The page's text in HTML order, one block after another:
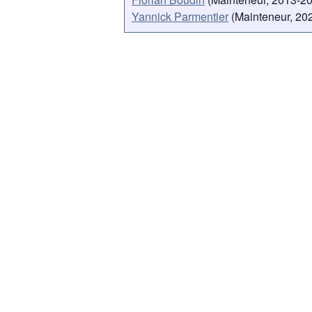
Yannick Parmentier (Mainteneur,